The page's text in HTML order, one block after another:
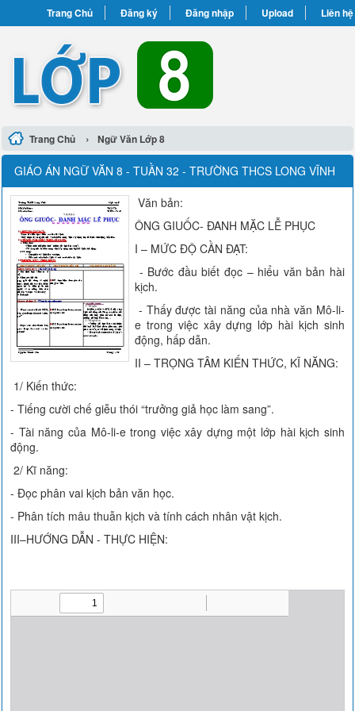
Trang Chủ Đăng ký Đăng nhập Upload Liên hệ
Trang Chủ › Ngữ Văn Lớp 8
GIÁO ÁN NGỮ VĂN 8 - TUẦN 32 - TRƯỜNG THCS LONG VĨNH
Văn bản:
ÔNG GIUỐC- ĐANH MẶC LỄ PHỤC
I – MỨC ĐỘ CẦN ĐẠT:
- Bước đầu biết đọc – hiểu văn bản hài
kịch.
- Thấy được tài năng của nhà văn Mô-li-
e trong việc xây dựng lớp hài kịch sinh
động, hấp dẫn.
II – TRỌNG TÂM KIẾN THỨC, KĨ NĂNG:
1/ Kiến thức:
- Tiếng cười chế giễu thói “trưởng giả học làm sang”.
- Tài năng của Mô-li-e trong việc xây dựng một lớp hài kịch sinh
động.
2/ Kĩ năng:
- Đọc phân vai kịch bản văn học.
- Phân tích mâu thuẫn kịch và tính cách nhân vật kịch.
III–HƯỚNG DẪN - THỰC HIỆN: